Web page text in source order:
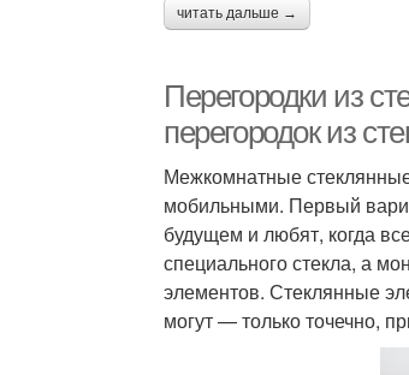
читать дальше →
Перегородки из
перегородок из
Межкомнатные
мобильными. Первый
будущем и любят, когда
специального стекла, а
элементов. Стеклянные
могут — только точечно,